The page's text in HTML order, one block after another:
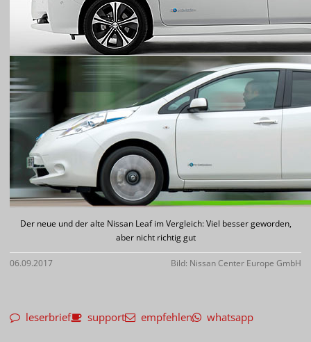
Der neue und der alte Nissan Leaf im Vergleich: Viel besser geworden,
aber nicht richtig gut
06.09.2017 Bild: Nissan Center Europe GmbH
leserbrief support empfehlen whatsapp